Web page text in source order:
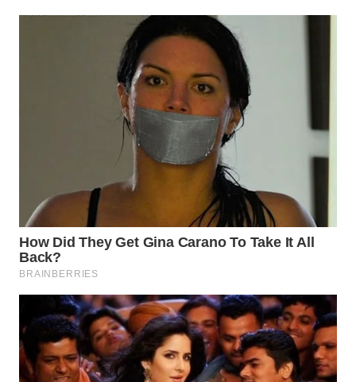
WN DELI
SERDANG
WN
TEBING
TINGGI
WN
PAKPAK